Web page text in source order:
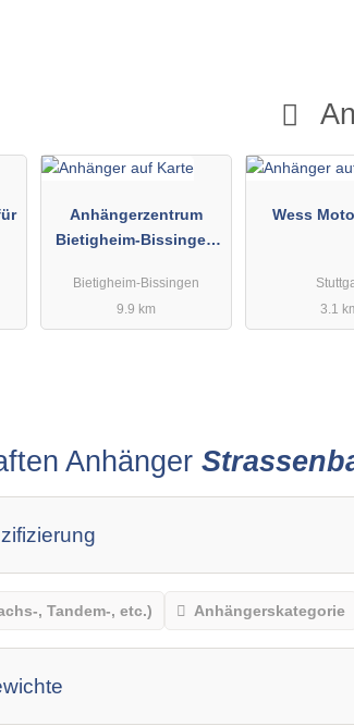
Anhängerzentrum
Bietigheim-Bissingen
Markus Vogt GbR
Bietigheim-Bissingen
9.9 km
Wess
3.1
Anhänger
, Tandem-, etc.) Anhängerskategorie